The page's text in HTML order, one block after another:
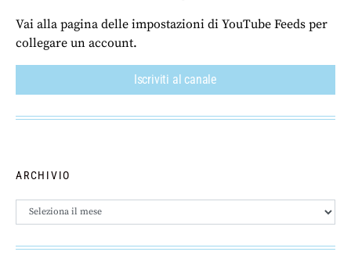
Vai alla pagina delle impostazioni di YouTube Feeds per
collegare un account.
Iscriviti al canale
ARCHIVIO
Archivio